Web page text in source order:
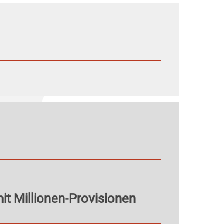
Millionen-Provisionen